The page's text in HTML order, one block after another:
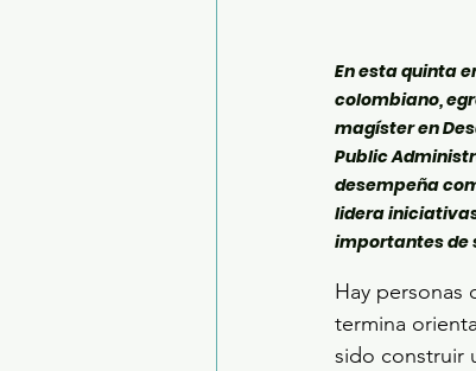
En esta quinta
colombiano,
magíster en
Public
desempeña
lidera
importantes de
Hay personas
termina
sido construir